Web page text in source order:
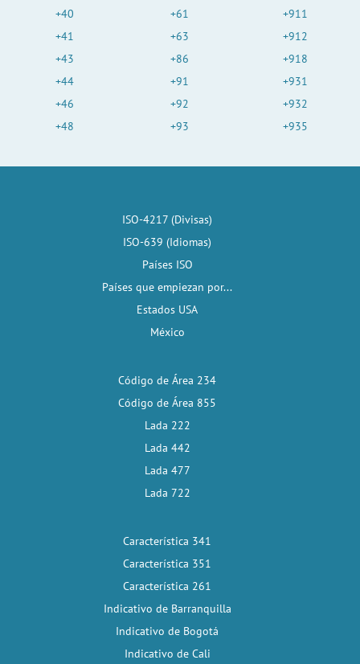
+40
+41
+43
+44
+46
+48
+61
+63
+86
+91
+92
+93
+911
+912
+918
+931
+932
+935
ISO-4217 (Divisas)
ISO-639 (Idiomas)
Países ISO
Países que empiezan por...
Estados USA
México
Código de Área 234
Código de Área 855
Lada 222
Lada 442
Lada 477
Lada 722
Característica 341
Característica 351
Característica 261
Indicativo de Barranquilla
Indicativo de Bogotá
Indicativo de Cali